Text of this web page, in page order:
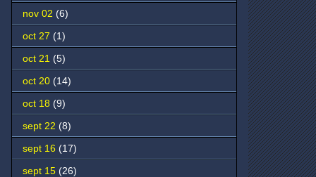
nov 02 (6)
oct 27 (1)
oct 21 (5)
oct 20 (14)
oct 18 (9)
sept 22 (8)
sept 16 (17)
sept 15 (26)